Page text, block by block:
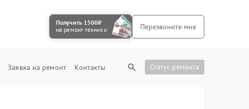
Получить 1500₽
на ремонт техники
Перезвоните мне
Заявка на ремонт Контакты Статус ремонта